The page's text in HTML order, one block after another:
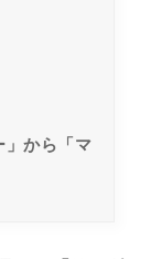
」から「マ